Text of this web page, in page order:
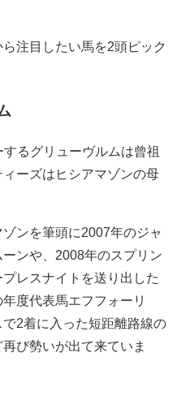
注目したい馬を2頭ピック
るグリューヴルムは曾祖
ーズはヒシアマゾンの母
ンを筆頭に2007年のジャ
ンや、2008年のスプリン
レスナイトを送り出した
度代表馬エフフォーリ
2着に入った短距離路線の
び勢いが出て来ていま